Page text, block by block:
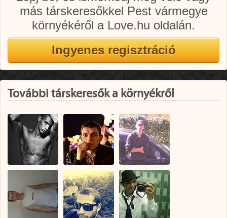
más társkeresőkkel Pest vármegye
környékéről a Love.hu oldalán.
További társkeresők a környékről